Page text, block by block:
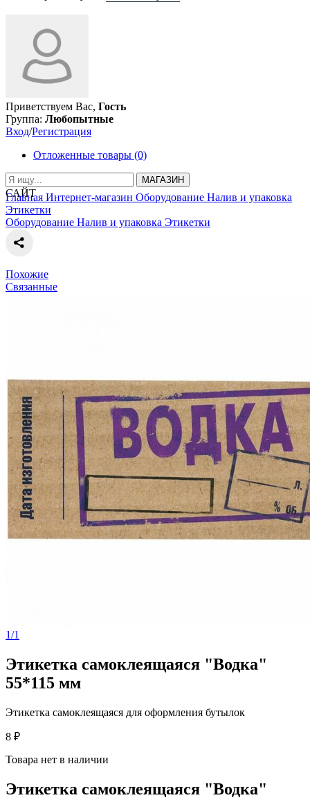
Приветствуем Вас, Гость
Группа: Любопытные
Вход/Регистрация
Отложенные товары (0)
МАГАЗИН
САЙТ
Главная Интернет-магазин Оборудование Налив и упаковка
Этикетки
Оборудование Налив и упаковка Этикетки
Похожие
Связанные
1/1
Этикетка самоклеящаяся "Водка"
55*115 мм
Этикетка самоклеящаяся для оформления бутылок
8 ₽
Товара нет в наличии
Этикетка самоклеящаяся "Водка"